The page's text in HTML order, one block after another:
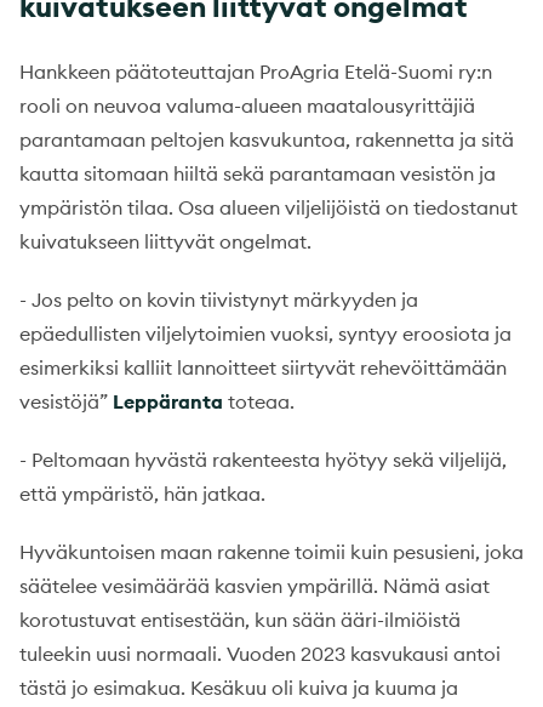
Hankkeen päätoteuttajan ProAgria Etelä-Suomi ry:n
rooli on neuvoa valuma-alueen maatalousyrittäjiä
parantamaan peltojen kasvukuntoa, rakennetta ja sitä
kautta sitomaan hiiltä sekä parantamaan vesistön ja
ympäristön tilaa. Osa alueen viljelijöistä on tiedostanut
kuivatukseen liittyvät ongelmat.
- Jos pelto on kovin tiivistynyt märkyyden ja
epäedullisten viljelytoimien vuoksi, syntyy eroosiota ja
esimerkiksi kalliit lannoitteet siirtyvät rehevöittämään
vesistöjä” Leppäranta toteaa.
- Peltomaan hyvästä rakenteesta hyötyy sekä viljelijä,
että ympäristö, hän jatkaa.
Hyväkuntoisen maan rakenne toimii kuin pesusieni, joka
säätelee vesimäärää kasvien ympärillä. Nämä asiat
korotustuvat entisestään, kun sään ääri-ilmiöistä
tuleekin uusi normaali. Vuoden 2023 kasvukausi antoi
tästä jo esimakua. Kesäkuu oli kuiva ja kuuma ja